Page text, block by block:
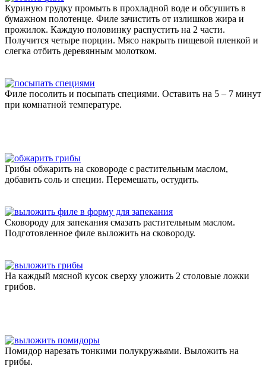
Куриную грудку промыть в прохладной воде и обсушить в
бумажном полотенце. Филе зачистить от излишков жира и
прожилок. Каждую половинку распустить на 2 части.
Получится четыре порции. Мясо накрыть пищевой пленкой и
слегка отбить деревянным молотком.
Филе посолить и посыпать специями. Оставить на 5 – 7 минут
при комнатной температуре.
Грибы обжарить на сковороде с растительным маслом,
добавить соль и специи. Перемешать, остудить.
Сковороду для запекания смазать растительным маслом.
Подготовленное филе выложить на сковороду.
На каждый мясной кусок сверху уложить 2 столовые ложки
грибов.
Помидор нарезать тонкими полукружьями. Выложить на
грибы.